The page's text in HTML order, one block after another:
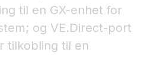
til en GX-enhet for
og VE.Direct-port
tilkobling til en